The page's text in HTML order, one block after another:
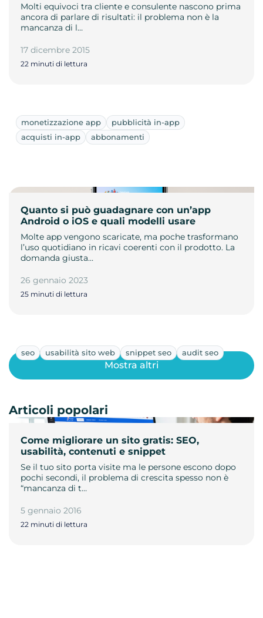
Molti equivoci tra cliente e consulente nascono prima
ancora di parlare di risultati: il problema non è la
mancanza di l…
17 dicembre 2015
22 minuti di lettura
monetizzazione app
pubblicità in-app
acquisti in-app
abbonamenti
Quanto si può guadagnare con un’app
Android o iOS e quali modelli usare
Molte app vengono scaricate, ma poche trasformano
l’uso quotidiano in ricavi coerenti con il prodotto. La
domanda giusta…
26 gennaio 2023
25 minuti di lettura
seo usabilità sito web snippet seo audit seo
Come migliorare un sito gratis: SEO,
usabilità, contenuti e snippet
Se il tuo sito porta visite ma le persone escono dopo
pochi secondi, il problema di crescita spesso non è
“mancanza di t…
5 gennaio 2016
22 minuti di lettura
Mostra altri
Articoli popolari